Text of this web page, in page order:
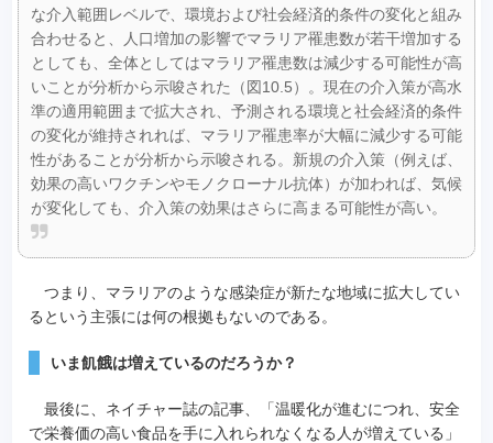
な介入範囲レベルで、環境および社会経済的条件の変化と組み
合わせると、人口増加の影響でマラリア罹患数が若干増加する
としても、全体としてはマラリア罹患数は減少する可能性が高
いことが分析から示唆された（図10.5）。現在の介入策が高水
準の適用範囲まで拡大され、予測される環境と社会経済的条件
の変化が維持されれば、マラリア罹患率が大幅に減少する可能
性があることが分析から示唆される。新規の介入策（例えば、
効果の高いワクチンやモノクローナル抗体）が加われば、気候
が変化しても、介入策の効果はさらに高まる可能性が高い。
つまり、マラリアのような感染症が新たな地域に拡大してい
るという主張には何の根拠もないのである。
いま飢餓は増えているのだろうか？
最後に、ネイチャー誌の記事、「温暖化が進むにつれ、安全
で栄養価の高い食品を手に入れられなくなる人が増えている」